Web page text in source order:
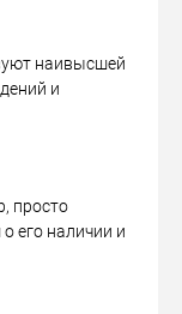
наивысшей
и
просто
его наличии и